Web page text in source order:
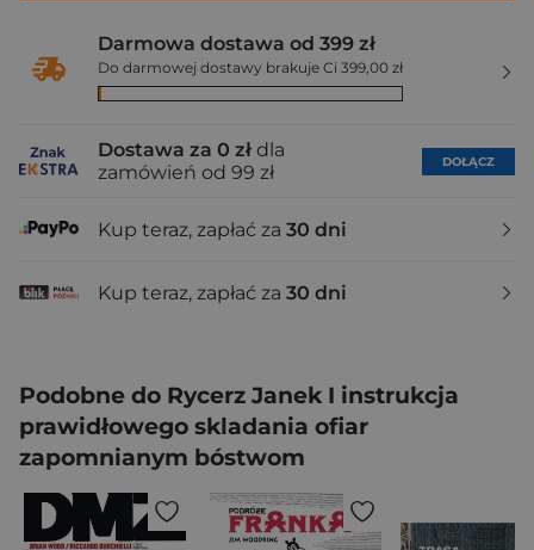
Darmowa dostawa od 399 zł
Do darmowej dostawy brakuje Ci 399,00 zł
Dostawa za 0 zł dla
zamówień od 99 zł
DOŁĄCZ
Kup teraz, zapłać za 30 dni
Kup teraz, zapłać za 30 dni
Podobne do Rycerz Janek I instrukcja
prawidłowego skladania ofiar
zapomnianym bóstwom